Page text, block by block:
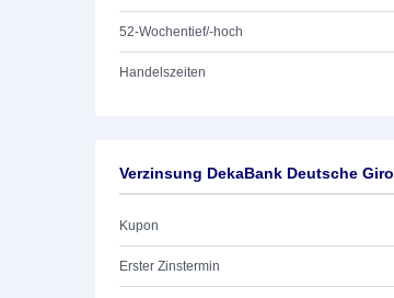
52-Wochentief/-hoch
Handelszeiten
Verzinsung DekaBank Deutsche
Kupon
Erster Zinstermin